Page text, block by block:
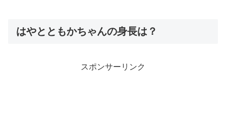
はやとともかちゃんの身長は？
スポンサーリンク